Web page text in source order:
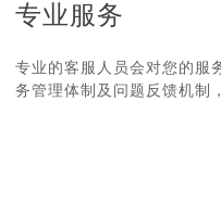
专业服务
专业的客服人员会对您的服
务管理体制及问题反馈机制